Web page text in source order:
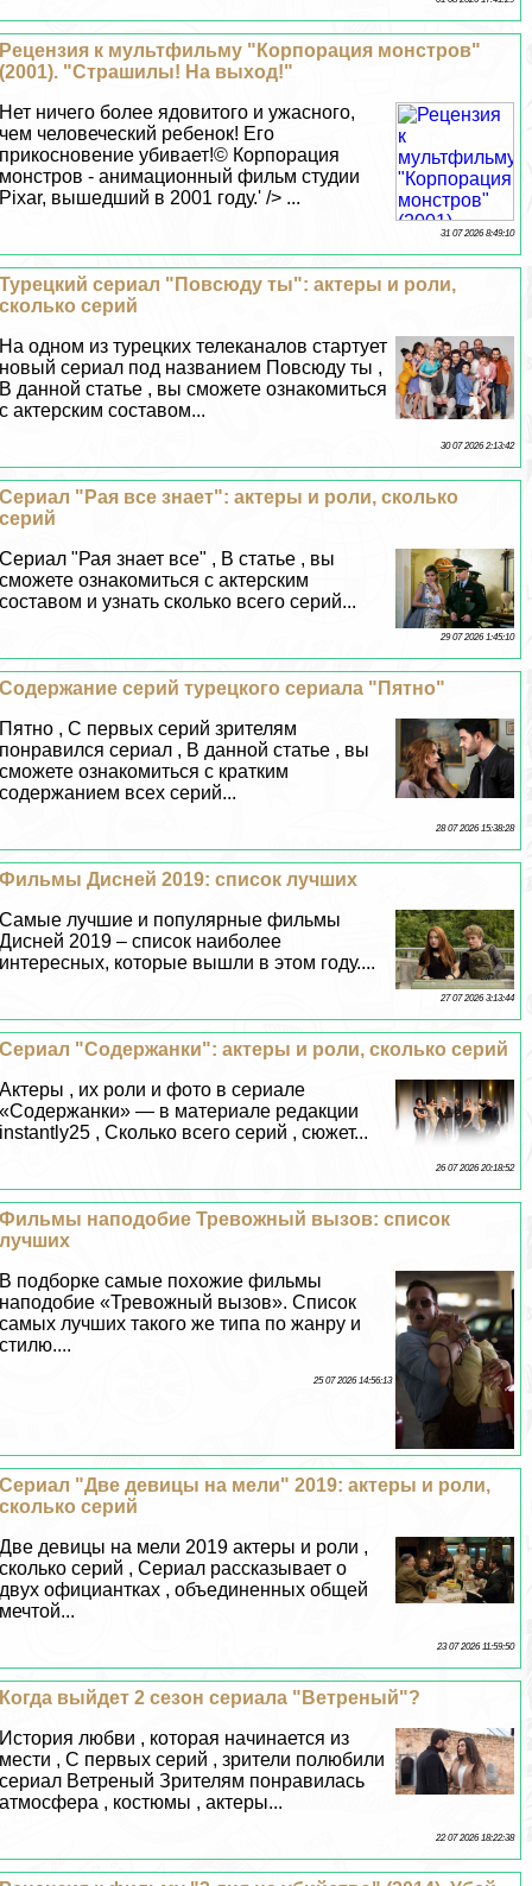
Рецензия к мультфильму "Корпорация монстров"
(2001). "Страшилы! На выход!"
Нет ничего более ядовитого и ужасного,
чем человеческий ребенок! Его
прикосновение убивает!© Корпорация
монстров - анимационный фильм студии
Pixar, вышедший в 2001 году.' /> ...
31 07 2026 8:49:10
Турецкий сериал "Повсюду ты": актеры и роли,
сколько серий
На одном из турецких телеканалов стартует
новый сериал под названием Повсюду ты ,
В данной статье , вы сможете ознакомиться
с актерским составом...
30 07 2026 2:13:42
Сериал "Рая все знает": актеры и роли, сколько
серий
Сериал "Рая знает все" , В статье , вы
сможете ознакомиться с актерским
составом и узнать сколько всего серий...
29 07 2026 1:45:10
Содержание серий турецкого сериала "Пятно"
Пятно , С первых серий зрителям
понравился сериал , В данной статье , вы
сможете ознакомиться с кратким
содержанием всех серий...
28 07 2026 15:38:28
Фильмы Дисней 2019: список лучших
Самые лучшие и популярные фильмы
Дисней 2019 – список наиболее
интересных, которые вышли в этом году....
27 07 2026 3:13:44
Сериал "Содержанки": актеры и роли, сколько серий
Актеры , их роли и фото в сериале
«Содержанки» — в материале редакции
instantly25 , Сколько всего серий , сюжет...
26 07 2026 20:18:52
Фильмы наподобие Тревожный вызов: список
лучших
В подборке самые похожие фильмы
наподобие «Тревожный вызов». Список
самых лучших такого же типа по жанру и
стилю....
25 07 2026 14:56:13
Сериал "Две дeвицы на мели" 2019: актеры и роли,
сколько серий
Две дeвицы на мели 2019 актеры и роли ,
сколько серий , Сериал рассказывает о
двух официантках , объединенных общей
мечтой...
23 07 2026 11:59:50
Когда выйдет 2 сезон сериала "Ветреный"?
История любви , которая начинается из
мести , С первых серий , зрители полюбили
сериал Ветреный Зрителям понравилась
атмосфера , костюмы , актеры...
22 07 2026 18:22:38